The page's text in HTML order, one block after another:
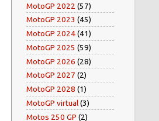
MotoGP 2022 (57)
MotoGP 2023 (45)
MotoGP 2024(41)
MotoGP 2025 (59)
MotoGP 2026 (28)
MotoGP 2027 (2)
MotoGP 2028 (1)
MotoGP virtual(3)
Motos 250 GP (2)